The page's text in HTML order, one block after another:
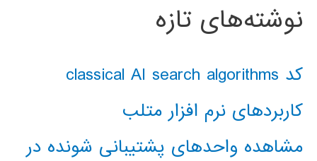
نوشته‌های تازه
کد classical AI search algorithms
کاربردهای نرم افزار متلب
مشاهده واحدهای پشتیبانی شونده در